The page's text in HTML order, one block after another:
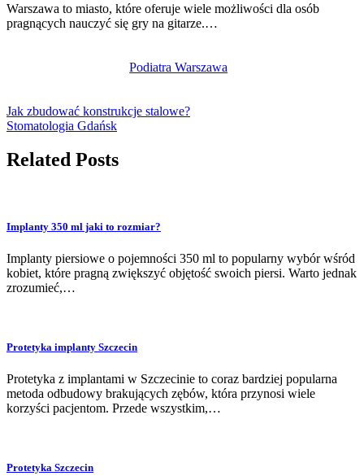
Warszawa to miasto, które oferuje wiele możliwości dla osób
pragnących nauczyć się gry na gitarze.…
Podiatra Warszawa
Jak zbudować konstrukcje stalowe?
Stomatologia Gdańsk
Related Posts
Implanty 350 ml jaki to rozmiar?
Implanty piersiowe o pojemności 350 ml to popularny wybór wśród
kobiet, które pragną zwiększyć objętość swoich piersi. Warto jednak
zrozumieć,…
Protetyka implanty Szczecin
Protetyka z implantami w Szczecinie to coraz bardziej popularna
metoda odbudowy brakujących zębów, która przynosi wiele
korzyści pacjentom. Przede wszystkim,…
Protetyka Szczecin